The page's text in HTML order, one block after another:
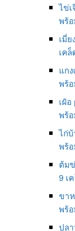
ไข่
พร้
เมี่
เค
แก
พร้
เฝ๋
พร้
ไก่
พร้
ต้ม
9 เ
ขา
พร้
ปล